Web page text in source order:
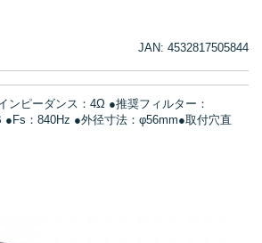
JAN: 4532817505844
ンピーダンス：4Ω ●推奨フィルター：
：840Hz ●外径寸法：φ56mm●取付穴直